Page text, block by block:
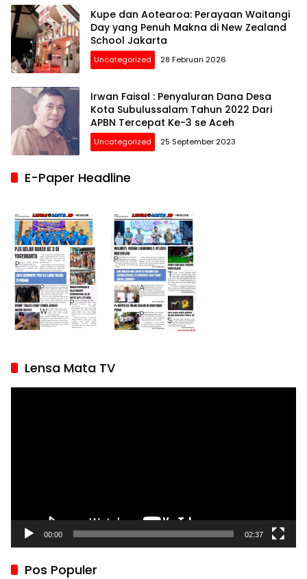
Kupe dan Aotearoa: Perayaan Waitangi
Day yang Penuh Makna di New Zealand
School Jakarta
Uncategorized 28 Februari 2026
Irwan Faisal : Penyaluran Dana Desa
Kota Subulussalam Tahun 2022 Dari
APBN Tercepat Ke-3 se Aceh
Uncategorized 25 September 2023
E-Paper Headline
Lensa Mata TV
00:00 02:37
Pos Populer